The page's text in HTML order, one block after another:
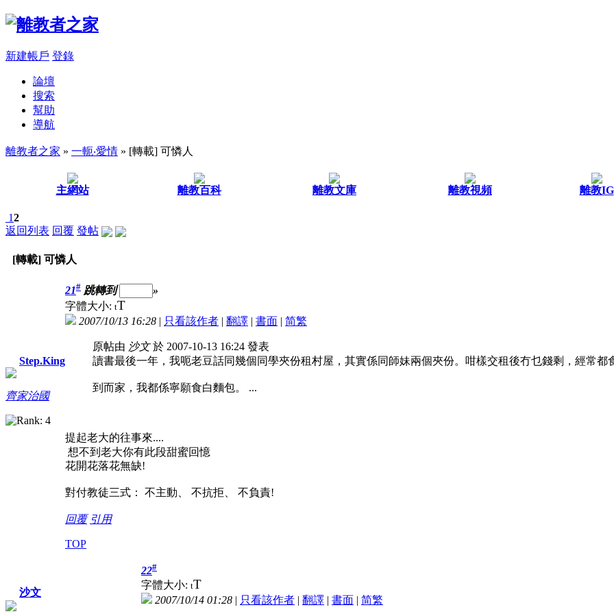
新建帳戶 登錄
論壇
搜索
幫助
導航
離教者之家 » 一軛‧愛情 » [轉載] 可憐人
主網站 離教百科 離教文庫 離教視頻 離教IG
12
返回列表 回覆 發帖
[轉載] 可憐人
Step.King
齊家治國
21# 跳轉到
»
字體大小: tT
2007/10/13 16:28 | 只看該作者 | 翻譯 | 書面 | 简繁
原帖由 沙文於 2007-10-13 16:24 發表
讀書最後一年，我呃老豆話同幾個同學夾份租村屋，其實係同師妹兩個夾份。咁樣交租後冇乜錢剩，經常都
到而家，我都係寧願食白麵包。 ...
提起老大的往事來....
想不到老大你有此段甜蜜回憶
花開花落花無缺!
對付教徒三式： 不主動、 不抗拒、 不負責!
回覆 引用
TOP
沙文
22#
字體大小: tT
2007/10/14 01:28 | 只看該作者 | 翻譯 | 書面 | 简繁